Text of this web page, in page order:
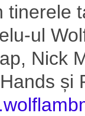
tinerele
ul
Nick
și